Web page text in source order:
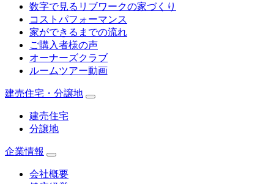
数字で見るリブワークの家づくり
コストパフォーマンス
家ができるまでの流れ
ご購入者様の声
オーナーズクラブ
ルームツアー動画
建売住宅・分譲地
建売住宅
分譲地
企業情報
会社概要